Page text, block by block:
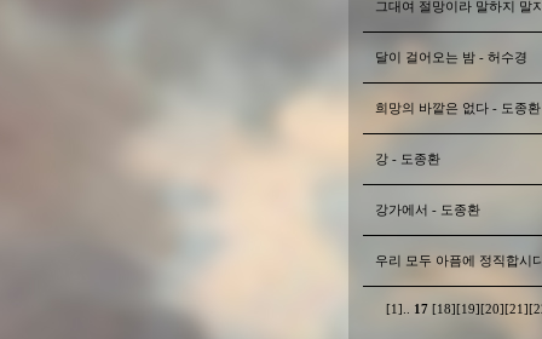
그대여 절망이라 말하지 말
달이 걸어오는 밤 - 허수경
희망의 바깥은 없다 - 도종환
강 - 도종환
강가에서 - 도종환
우리 모두 아픔에 정직합시
[1] 17 [18] [19] [20] [21]